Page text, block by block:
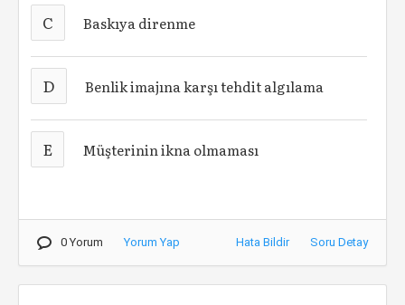
C Baskıya direnme
D Benlik imajına karşı tehdit algılama
E Müşterinin ikna olmaması
0 Yorum Yorum Yap Hata Bildir Soru Detay